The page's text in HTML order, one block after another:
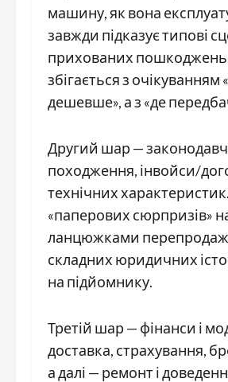
машину, як вона
завжди підказує типові
прихованих пошкоджень.
збігається з
дешевше», а з «де
Другий шар —
походження, інвойси/
технічних
«паперових сюрпризів»
ланцюжками перепродажу
складних юридичних
на підйомнику.
Третій шар — фінанси і
доставка, страхування,
а далі — ремонт і